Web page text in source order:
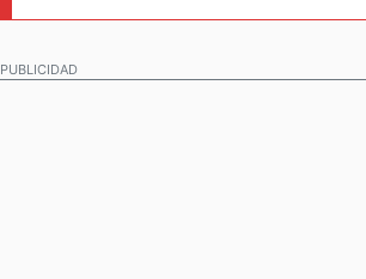
PUBLICIDAD